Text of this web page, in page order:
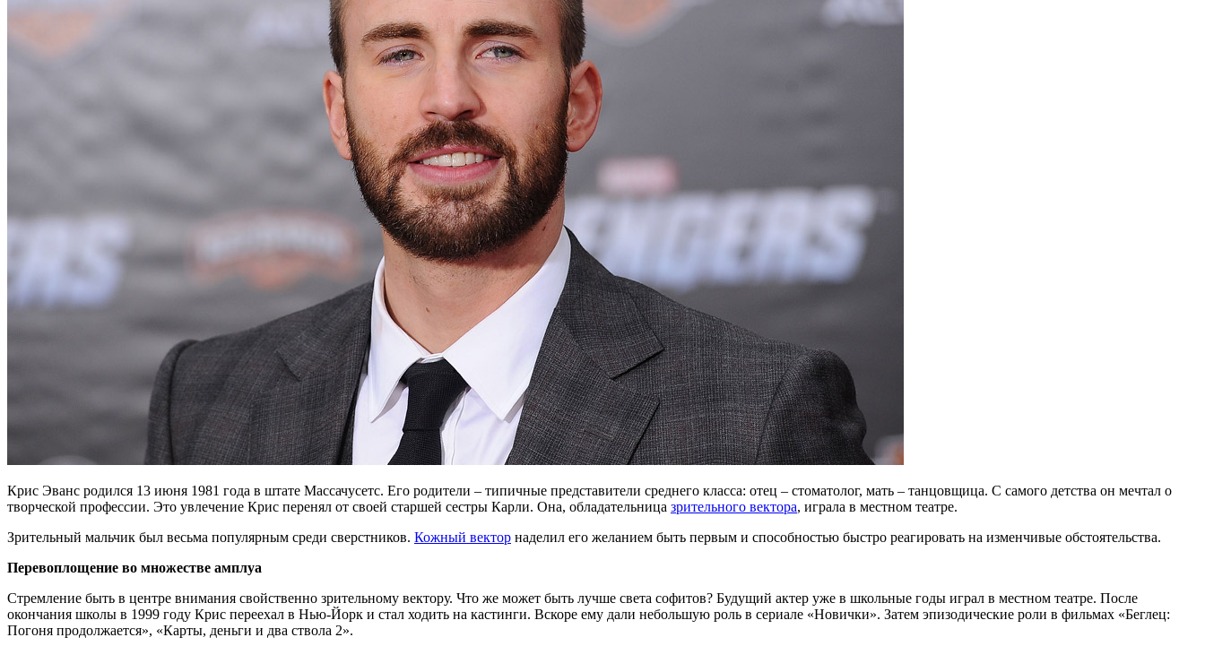
Крис Эванс родился 13 июня 1981 года в штате Массачусетс. Его родители – типичные представители среднего класса: отец – стоматолог, мать – танцовщица. С самого детства он мечтал о
творческой профессии. Это увлечение Крис перенял от своей старшей сестры Карли. Она, обладательница зрительного вектора, играла в местном театре.
Зрительный мальчик был весьма популярным среди сверстников. Кожный вектор наделил его желанием быть первым и способностью быстро реагировать на изменчивые обстоятельства.
Перевоплощение во множестве амплуа
Стремление быть в центре внимания свойственно зрительному вектору. Что же может быть лучше света софитов? Будущий актер уже в школьные годы играл в местном театре. После
окончания школы в 1999 году Крис переехал в Нью-Йорк и стал ходить на кастинги. Вскоре ему дали небольшую роль в сериале «Новички». Затем эпизодические роли в фильмах «Беглец:
Погоня продолжается», «Карты, деньги и два ствола 2».